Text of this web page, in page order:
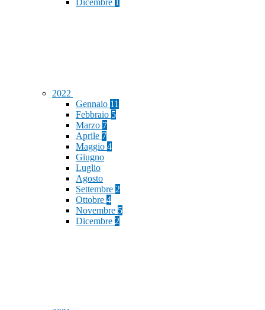
Dicembre 1
2022
Gennaio 11
Febbraio 5
Marzo 7
Aprile 7
Maggio 4
Giugno
Luglio
Agosto
Settembre 2
Ottobre 4
Novembre 5
Dicembre 2